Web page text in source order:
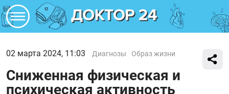
02 марта 2024, 11:03 Диагнозы Образ жизни
Сниженная физическая и
психическая активность